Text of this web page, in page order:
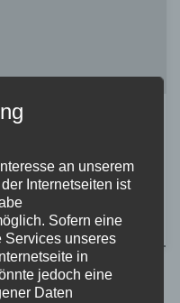
Development
amJuli 24, 2024
an unserem
Internetseiten ist
Sofern eine
Services unseres
in
jedoch eine
Daten